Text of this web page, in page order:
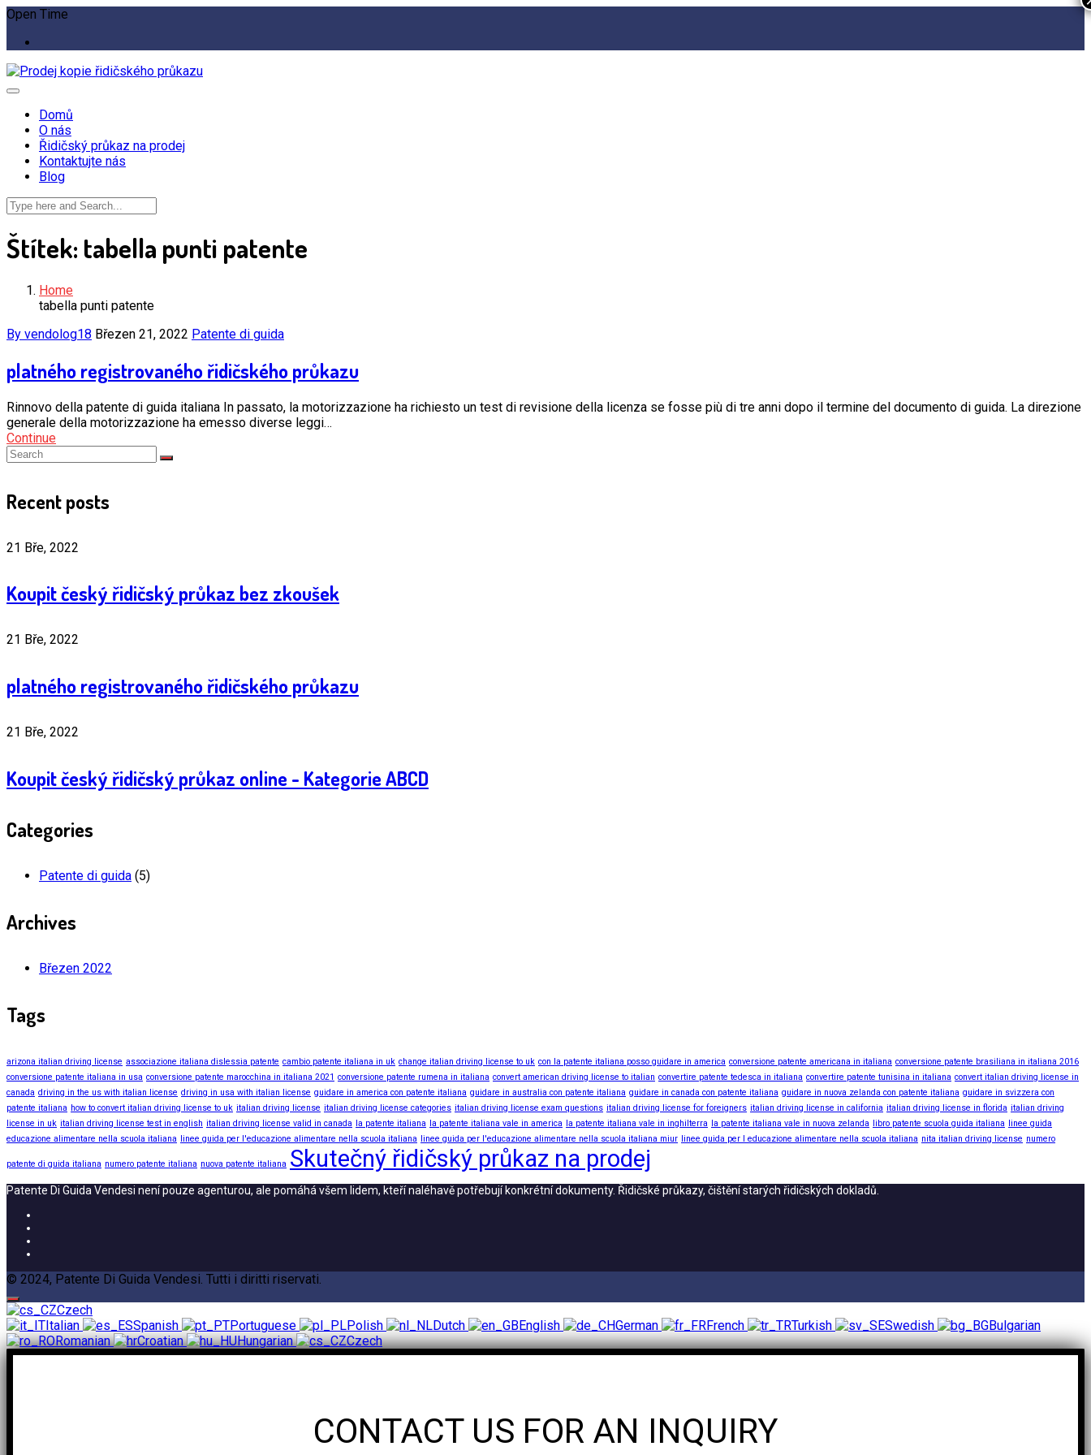
Open Time
Domů
O nás
Řidičský průkaz na prodej
Kontaktujte nás
Blog
Štítek: tabella punti patente
Home
tabella punti patente
By vendolog18 Březen 21, 2022 Patente di guida
platného registrovaného řidičského průkazu
Rinnovo della patente di guida italiana In passato, la motorizzazione ha richiesto un test di revisione della licenza se fosse più di tre anni dopo il termine del documento di guida. La direzione
generale della motorizzazione ha emesso diverse leggi…
Continue
Recent posts
21 Bře, 2022
Koupit český řidičský průkaz bez zkoušek
21 Bře, 2022
platného registrovaného řidičského průkazu
21 Bře, 2022
Koupit český řidičský průkaz online - Kategorie ABCD
Categories
Patente di guida (5)
Archives
Březen 2022
Tags
arizona italian driving license associazione italiana dislessia patente cambio patente italiana in uk change italian driving license to uk con la patente italiana posso guidare in america conversione patente americana in italiana conversione patente brasiliana in italiana 2016
conversione patente italiana in usa conversione patente marocchina in italiana 2021 conversione patente rumena in italiana convert american driving license to italian convertire patente tedesca in italiana convertire patente tunisina in italiana convert italian driving license in
canada driving in the us with italian license driving in usa with italian license guidare in america con patente italiana guidare in australia con patente italiana guidare in canada con patente italiana guidare in nuova zelanda con patente italiana guidare in svizzera con
patente italiana how to convert italian driving license to uk italian driving license italian driving license categories italian driving license exam questions italian driving license for foreigners italian driving license in california italian driving license in florida italian driving
license in uk italian driving license test in english italian driving license valid in canada la patente italiana la patente italiana vale in america la patente italiana vale in inghilterra la patente italiana vale in nuova zelanda libro patente scuola guida italiana
linee guida
educazione alimentare nella scuola italiana
linee guida per l'educazione alimentare nella scuola italiana linee guida per l'educazione alimentare nella scuola italiana miur linee guida per l educazione alimentare nella scuola italiana nita italian driving license numero
patente di guida italiana numero patente italiana nuova patente italiana Skutečný řidičský průkaz na prodej
Patente Di Guida Vendesi není pouze agenturou, ale pomáhá všem lidem, kteří naléhavě potřebují konkrétní dokumenty. Řidičské průkazy, čištění starých řidičských dokladů.
© 2024, Patente Di Guida Vendesi. Tutti i diritti riservati.
Czech
Italian
Spanish Portuguese Polish Dutch English German French Turkish Swedish
Bulgarian
Romanian
Croatian Hungarian Czech
CONTACT US FOR AN INQUIRY